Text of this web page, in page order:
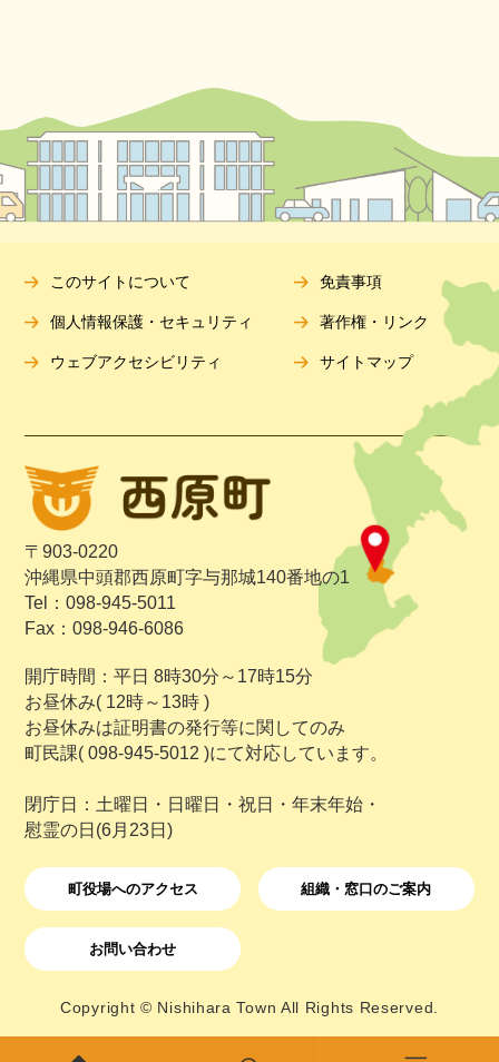
〒903-0220
沖縄県中頭郡西原町字与那城140番地の1
Tel：098-945-5011
Fax：098-946-6086
開庁時間：平日 8時30分～17時15分
お昼休み( 12時～13時 )
お昼休みは証明書の発行等に関してのみ
町民課( 098-945-5012 )にて対応しています。
閉庁日：土曜日・日曜日・祝日・年末年始・
慰霊の日(6月23日)
町役場へのアクセス 組織・窓口のご案内
お問い合わせ
このサイトについて 免責事項
個人情報保護・セキュリティ 著作権・リンク
ウェブアクセシビリティ サイトマップ
Copyright © Nishihara Town All Rights Reserved.